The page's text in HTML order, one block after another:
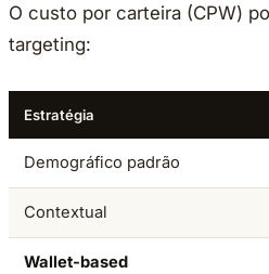
O custo por carteira (CPW)
targeting:
Estratégia
Demográfico padrão
Contextual
Wallet-based